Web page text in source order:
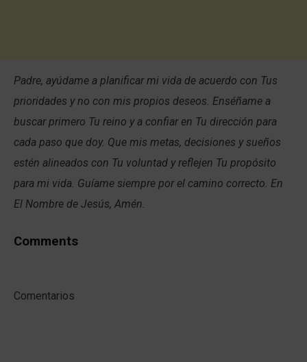
Padre, ayúdame a planificar mi vida de acuerdo con Tus
prioridades y no con mis propios deseos. Enséñame a
buscar primero Tu reino y a confiar en Tu dirección para
cada paso que doy. Que mis metas, decisiones y sueños
estén alineados con Tu voluntad y reflejen Tu propósito
para mi vida. Guíame siempre por el camino correcto. En
El Nombre de Jesús, Amén.
Comments
Comentarios